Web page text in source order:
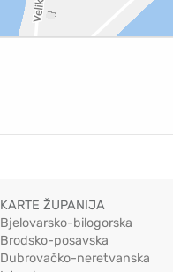
KARTE ŽUPANIJA
Bjelovarsko-bilogorska
Brodsko-posavska
Dubrovačko-neretvanska